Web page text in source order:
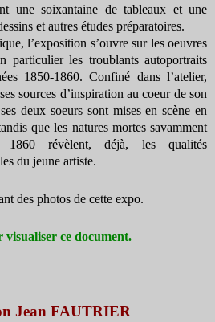
une soixantaine de tableaux et une
et autres études préparatoires.
l’exposition s’ouvre sur les oeuvres
particulier les troublants autoportraits
1850-1860. Confiné dans l’atelier,
sources d’inspiration au coeur de son
deux soeurs sont mises en scène en
que les natures mortes savamment
1860 révèlent, déjà, les qualités
du jeune artiste.
des photos de cette expo.
ce document.
Jean FAUTRIER